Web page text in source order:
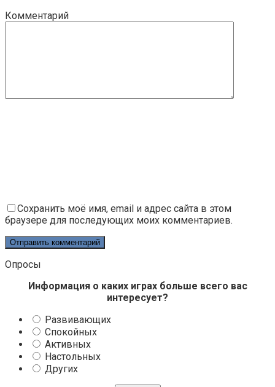
Комментарий
Сохранить моё имя, email и адрес сайта в этом
браузере для последующих моих комментариев.
Опросы
Информация о каких играх больше всего вас
интересует?
Развивающих
Спокойных
Активных
Настольных
Других